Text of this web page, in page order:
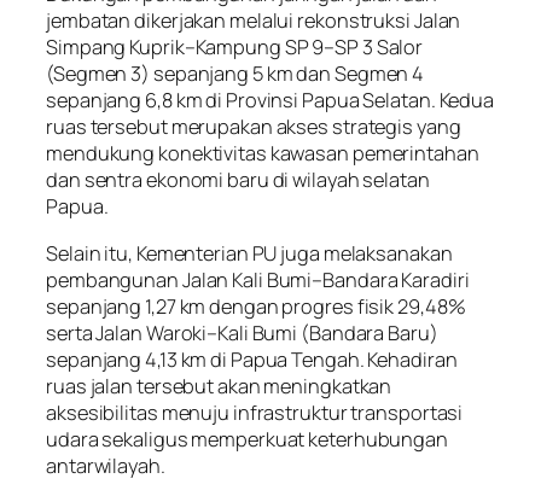
jembatan dikerjakan melalui rekonstruksi Jalan
Simpang Kuprik–Kampung SP 9–SP 3 Salor
(Segmen 3) sepanjang 5 km dan Segmen 4
sepanjang 6,8 km di Provinsi Papua Selatan. Kedua
ruas tersebut merupakan akses strategis yang
mendukung konektivitas kawasan pemerintahan
dan sentra ekonomi baru di wilayah selatan
Papua.
Selain itu, Kementerian PU juga melaksanakan
pembangunan Jalan Kali Bumi–Bandara Karadiri
sepanjang 1,27 km dengan progres fisik 29,48%
serta Jalan Waroki–Kali Bumi (Bandara Baru)
sepanjang 4,13 km di Papua Tengah. Kehadiran
ruas jalan tersebut akan meningkatkan
aksesibilitas menuju infrastruktur transportasi
udara sekaligus memperkuat keterhubungan
antarwilayah.